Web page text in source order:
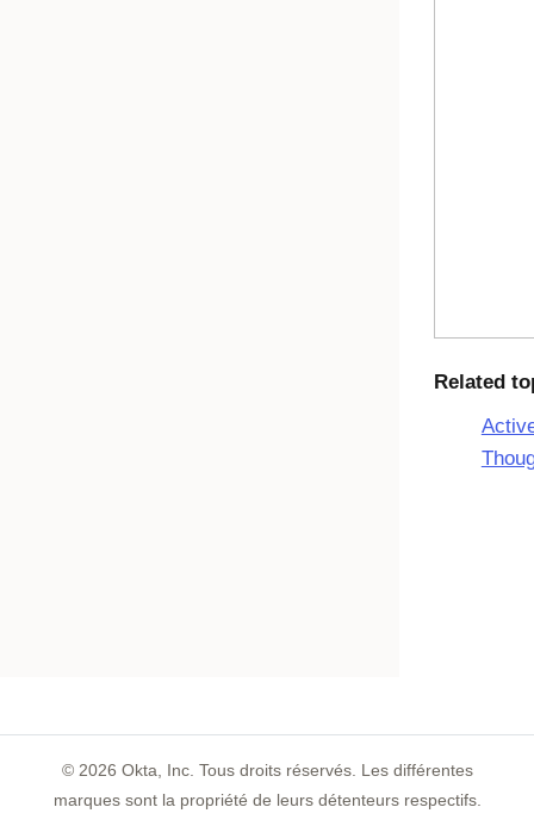
Related
© 2026 Okta, Inc. Tous droits réservés. Les différentes
marques sont la propriété de leurs détenteurs respectifs.